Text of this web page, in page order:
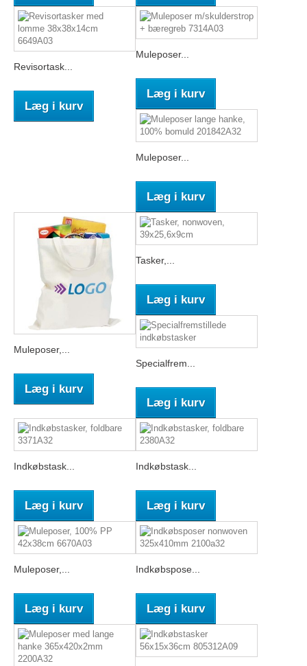
Revisortask...
Læg i kurv
Muleposer...
Læg i kurv
Muleposer...
Læg i kurv
Muleposer,...
Læg i kurv
Tasker,...
Læg i kurv
Specialfrem...
Læg i kurv
Indkøbstask...
Læg i kurv
Indkøbstask...
Læg i kurv
Muleposer,...
Læg i kurv
Indkøbspose...
Læg i kurv